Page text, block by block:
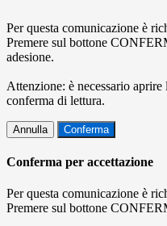
Per questa comunicazione è
Premere sul bottone
adesione.
Attenzione: è necessario aprire
conferma di lettura.
Annulla Conferma
Conferma per accettazione
Per questa comunicazione è
Premere sul bottone